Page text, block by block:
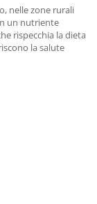
nelle zone rurali
un nutriente
rispecchia la dieta
la salute